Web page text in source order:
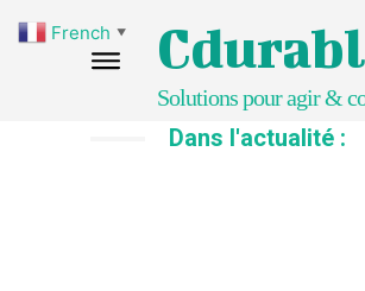
Solutions pour agir &
Dans l'actualité :
French ▼